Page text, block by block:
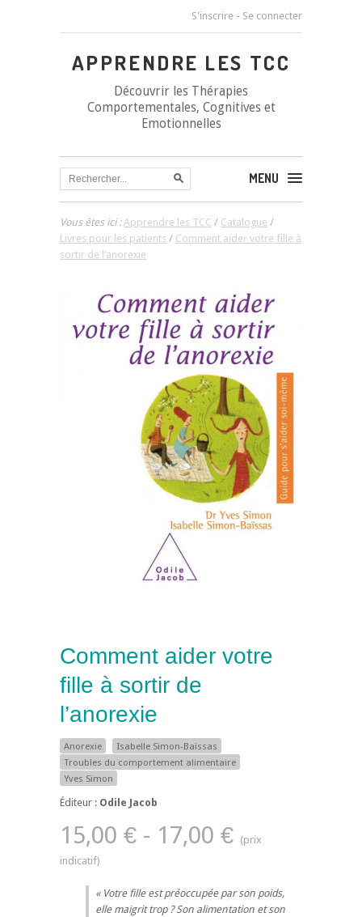
S'inscrire - Se connecter
APPRENDRE LES TCC
Découvrir les Thérapies
Comportementales, Cognitives et
Emotionnelles
MENU
Vous êtes ici :Apprendre les TCC / Catalogue /
Livres pour les patients / Comment aider votre fille à
sortir de l’anorexie
Comment aider votre
fille à sortir de
l’anorexie
Anorexie
Isabelle Simon-Baïssas
Troubles du comportement alimentaire
Yves Simon
Éditeur : Odile Jacob
15,00 € - 17,00 €
Votre fille est préoccupée par son poids,
elle maigrit trop ? Son alimentation et son